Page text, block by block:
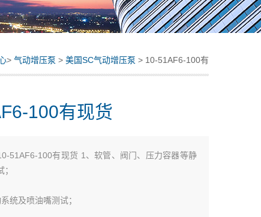
> 气动增压泵 > 美国SC气动增压泵 > 10-51AF6-100有
现货
100有现货
51AF6-100有现货 1、软管、阀门、压力容器等静
统及喷油嘴测试；